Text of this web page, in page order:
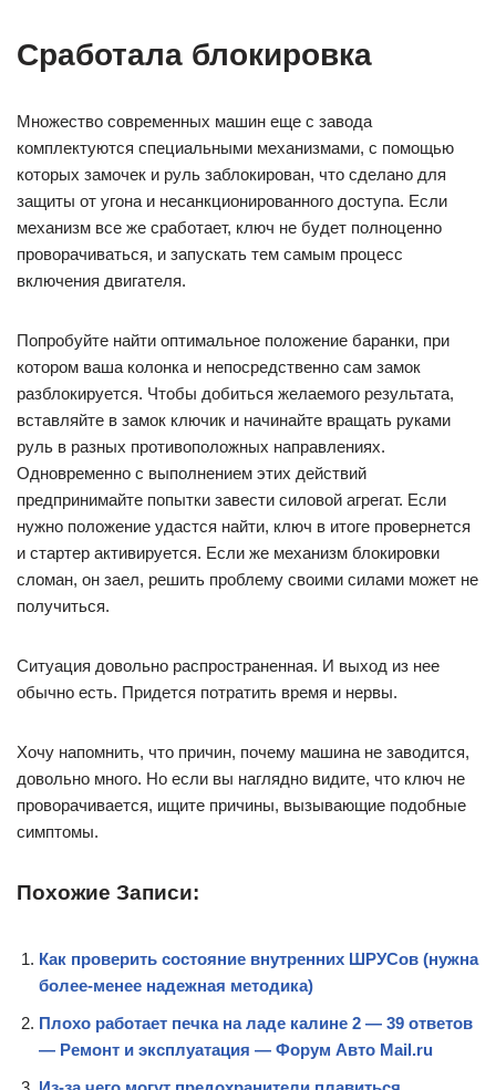
Сработала блокировка
Множество современных машин еще с завода
комплектуются специальными механизмами, с помощью
которых замочек и руль заблокирован, что сделано для
защиты от угона и несанкционированного доступа. Если
механизм все же сработает, ключ не будет полноценно
проворачиваться, и запускать тем самым процесс
включения двигателя.
Попробуйте найти оптимальное положение баранки, при
котором ваша колонка и непосредственно сам замок
разблокируется. Чтобы добиться желаемого результата,
вставляйте в замок ключик и начинайте вращать руками
руль в разных противоположных направлениях.
Одновременно с выполнением этих действий
предпринимайте попытки завести силовой агрегат. Если
нужно положение удастся найти, ключ в итоге провернется
и стартер активируется. Если же механизм блокировки
сломан, он заел, решить проблему своими силами может не
получиться.
Ситуация довольно распространенная. И выход из нее
обычно есть. Придется потратить время и нервы.
Хочу напомнить, что причин, почему машина не заводится,
довольно много. Но если вы наглядно видите, что ключ не
проворачивается, ищите причины, вызывающие подобные
симптомы.
Похожие Записи:
Как проверить состояние внутренних ШРУСов (нужна
более-менее надежная методика)
Плохо работает печка на ладе калине 2 — 39 ответов
— Ремонт и эксплуатация — Форум Авто Mail.ru